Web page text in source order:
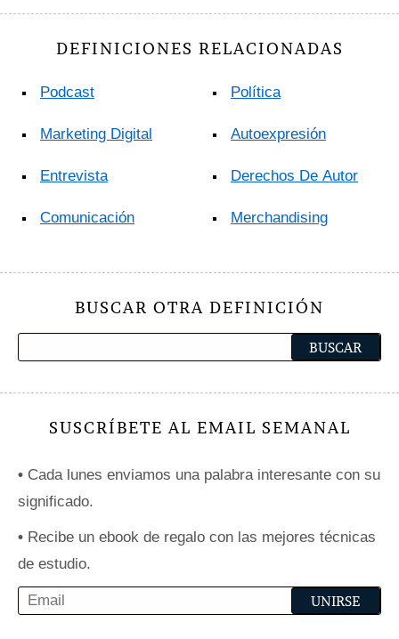
DEFINICIONES RELACIONADAS
Podcast
Marketing Digital
Entrevista
Comunicación
Política
Autoexpresión
Derechos De Autor
Merchandising
BUSCAR OTRA DEFINICIÓN
SUSCRÍBETE AL EMAIL SEMANAL
• Cada lunes enviamos una palabra interesante con su
significado.
• Recibe un ebook de regalo con las mejores técnicas
de estudio.